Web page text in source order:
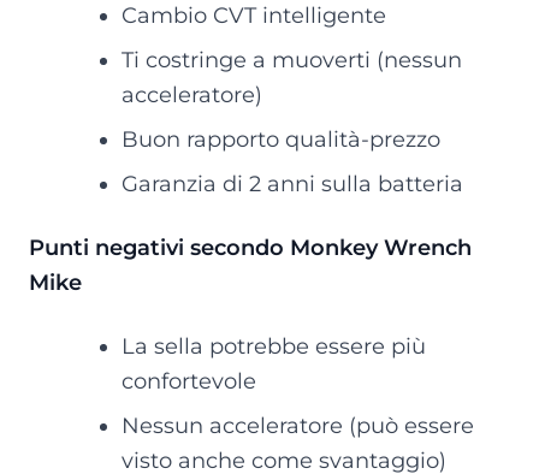
Cambio CVT intelligente
Ti costringe a muoverti (nessun
acceleratore)
Buon rapporto qualità-prezzo
Garanzia di 2 anni sulla batteria
Punti negativi secondo Monkey Wrench
Mike
La sella potrebbe essere più
confortevole
Nessun acceleratore (può essere
visto anche come svantaggio)